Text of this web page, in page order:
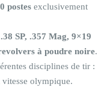
postes exclusivement
SP, .357 Mag, 9×19
à poudre noire.
disciplines de tir :
olympique.